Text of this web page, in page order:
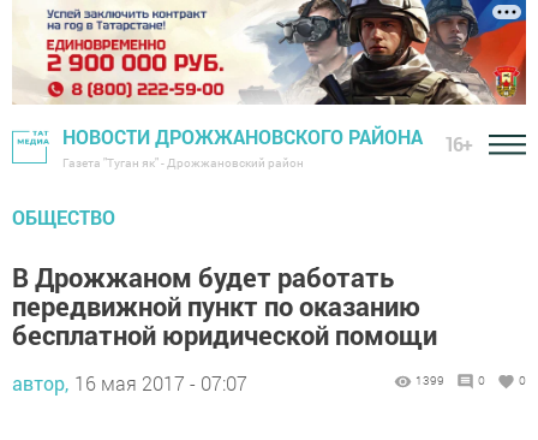
НОВОСТИ ДРОЖЖАНОВСКОГО РАЙОНА
Газета "Туган як" - Дрожжановский район
16+
ОБЩЕСТВО
В Дрожжаном будет работать
передвижной пункт по оказанию
бесплатной юридической помощи
автор, 16 мая 2017 - 07:07 1399 0 0